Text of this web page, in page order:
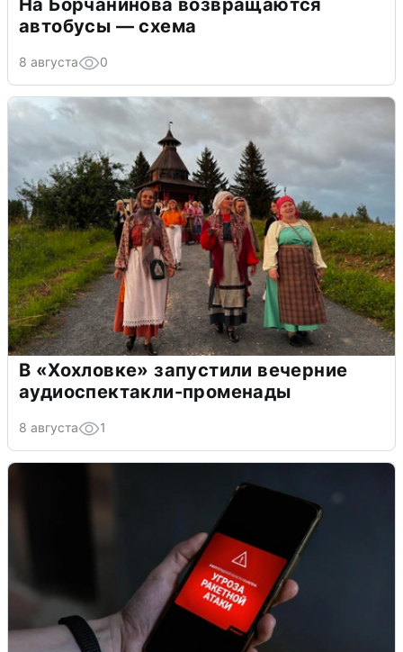
На Борчанинова возвращаются
автобусы — схема
8 августа 0
В «Хохловке» запустили вечерние
аудиоспектакли-променады
8 августа 1